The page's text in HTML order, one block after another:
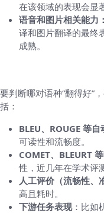
在该领域的表现会显
语音和图片相关能力：
译和图片翻译的最终
成熟。
要判断哪对语种“翻得好”
括：
BLEU、ROUGE 等自
可读性和流畅度。
COMET、BLEURT
性，近几年在学术评
人工评价（流畅性、
高且耗时。
下游任务表现：比如